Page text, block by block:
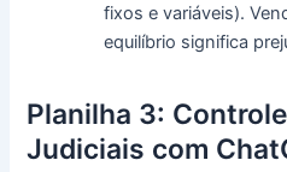
fixos e variáveis).
equilíbrio significa
Planilha 3:
Judiciais com